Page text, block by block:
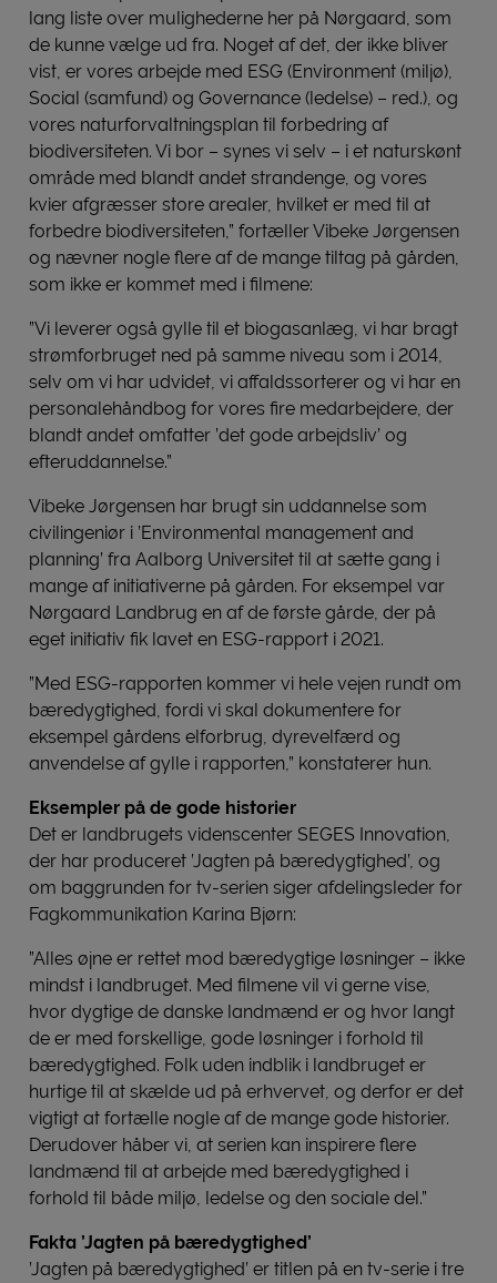
lang liste over mulighederne her på Nørgaard, som
de kunne vælge ud fra. Noget af det, der ikke bliver
vist, er vores arbejde med ESG (Environment (miljø),
Social (samfund) og Governance (ledelse) – red.), og
vores naturforvaltningsplan til forbedring af
biodiversiteten. Vi bor – synes vi selv – i et naturskønt
område med blandt andet strandenge, og vores
kvier afgræsser store arealer, hvilket er med til at
forbedre biodiversiteten,” fortæller Vibeke Jørgensen
og nævner nogle flere af de mange tiltag på gården,
som ikke er kommet med i filmene:
”Vi leverer også gylle til et biogasanlæg, vi har bragt
strømforbruget ned på samme niveau som i 2014,
selv om vi har udvidet, vi affaldssorterer og vi har en
personalehåndbog for vores fire medarbejdere, der
blandt andet omfatter ’det gode arbejdsliv’ og
efteruddannelse.”
Vibeke Jørgensen har brugt sin uddannelse som
civilingeniør i ’Environmental management and
planning’ fra Aalborg Universitet til at sætte gang i
mange af initiativerne på gården. For eksempel var
Nørgaard Landbrug en af de første gårde, der på
eget initiativ fik lavet en ESG-rapport i 2021.
”Med ESG-rapporten kommer vi hele vejen rundt om
bæredygtighed, fordi vi skal dokumentere for
eksempel gårdens elforbrug, dyrevelfærd og
anvendelse af gylle i rapporten,” konstaterer hun.
Eksempler på de gode historier
Det er landbrugets videnscenter SEGES Innovation,
der har produceret ’Jagten på bæredygtighed’, og
om baggrunden for tv-serien siger afdelingsleder for
Fagkommunikation Karina Bjørn:
”Alles øjne er rettet mod bæredygtige løsninger – ikke
mindst i landbruget. Med filmene vil vi gerne vise,
hvor dygtige de danske landmænd er og hvor langt
de er med forskellige, gode løsninger i forhold til
bæredygtighed. Folk uden indblik i landbruget er
hurtige til at skælde ud på erhvervet, og derfor er det
vigtigt at fortælle nogle af de mange gode historier.
Derudover håber vi, at serien kan inspirere flere
landmænd til at arbejde med bæredygtighed i
forhold til både miljø, ledelse og den sociale del.”
Fakta ’Jagten på bæredygtighed’
’Jagten på bæredygtighed’ er titlen på en tv-serie i tre